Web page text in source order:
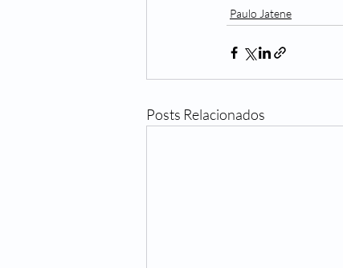
Paulo Jatene
Posts Relacionados